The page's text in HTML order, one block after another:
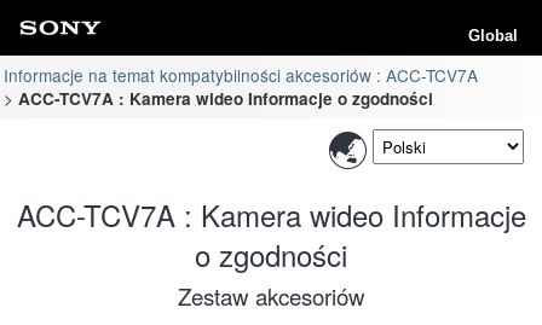
Global
Informacje na temat kompatybilności akcesoriów : ACC-TCV7A
ACC-TCV7A : Kamera wideo Informacje o zgodności
ACC-TCV7A : Kamera wideo Informacje
o zgodności
Zestaw akcesoriów